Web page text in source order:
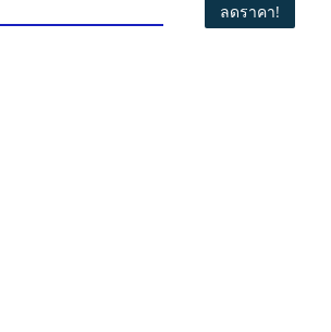
ลดราคา!